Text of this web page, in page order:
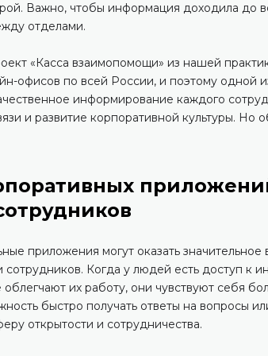
Важно, чтобы информация доходила до
отделами.
«Касса взаимопомощи» из нашей
офисов по всей России, и поэтому одной
информирование каждого
и развитие корпоративной культуры. Но
приложения могут оказать значительное
сотрудников. Когда у людей есть доступ к
их работу, они чувствуют себя
быстро получать ответы на вопросы
открытости и сотрудничества.